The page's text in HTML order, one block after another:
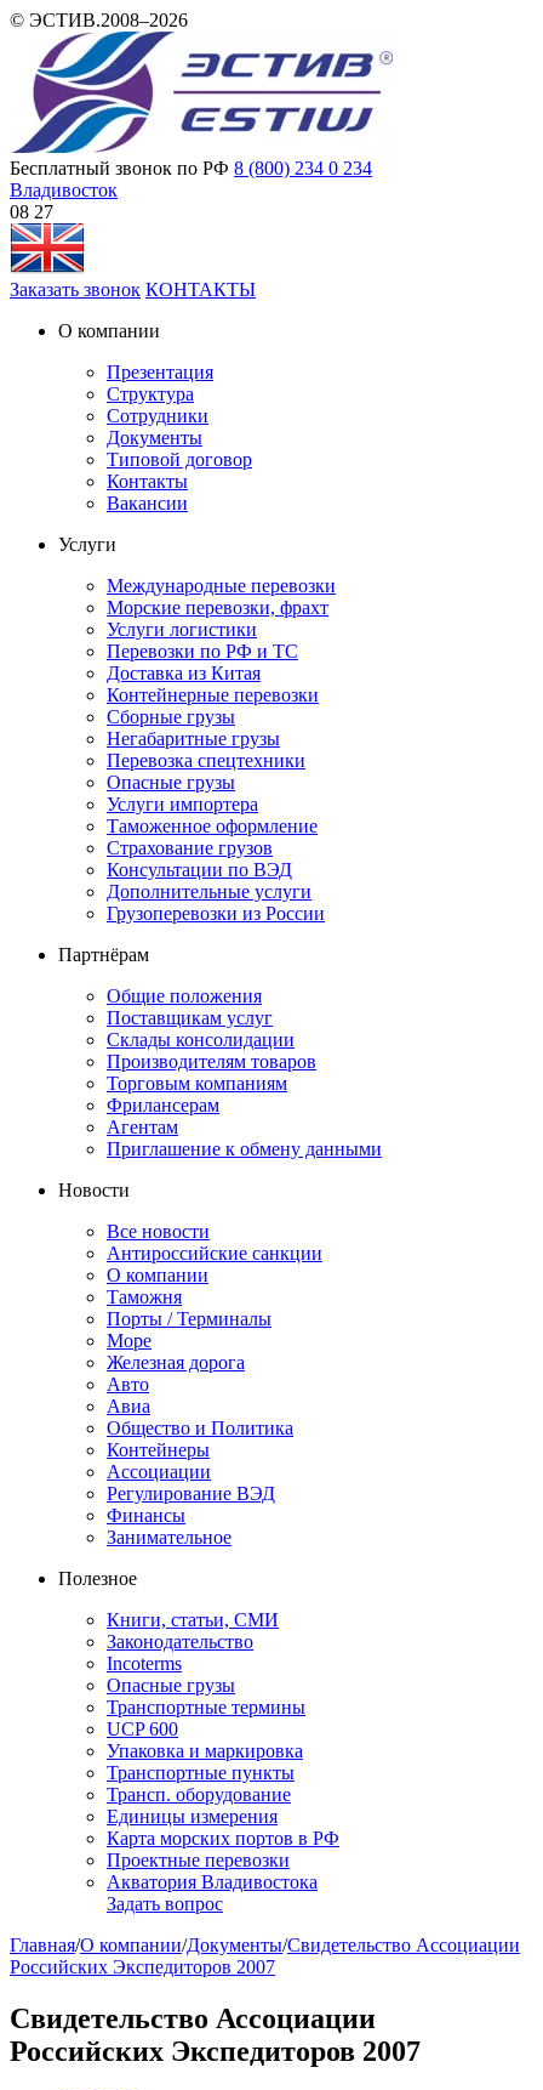
© ЭСТИВ.2008–2026
Бесплатный звонок по РФ 8 (800) 234 0 234
Владивосток
08 27
Заказать звонок КОНТАКТЫ
О компании
Презентация
Структура
Сотрудники
Документы
Типовой договор
Контакты
Вакансии
Услуги
Международные перевозки
Морские перевозки, фрахт
Услуги логистики
Перевозки по РФ и ТС
Доставка из Китая
Контейнерные перевозки
Сборные грузы
Негабаритные грузы
Перевозка спецтехники
Опасные грузы
Услуги импортера
Таможенное оформление
Страхование грузов
Консультации по ВЭД
Дополнительные услуги
Грузоперевозки из России
Партнёрам
Общие положения
Поставщикам услуг
Склады консолидации
Производителям товаров
Торговым компаниям
Фрилансерам
Агентам
Приглашение к обмену данными
Новости
Все новости
Антироссийские санкции
О компании
Таможня
Порты / Терминалы
Море
Железная дорога
Авто
Авиа
Общество и Политика
Контейнеры
Ассоциации
Регулирование ВЭД
Финансы
Занимательное
Полезное
Книги, статьи, СМИ
Законодательство
Incoterms
Опасные грузы
Транспортные термины
UCP 600
Упаковка и маркировка
Транспортные пункты
Трансп. оборудование
Единицы измерения
Карта морских портов в РФ
Проектные перевозки
Акватория Владивостока
Задать вопрос
Главная/О компании/Документы/Свидетельство Ассоциации
Российских Экспедиторов 2007
Свидетельство Ассоциации
Российских Экспедиторов 2007